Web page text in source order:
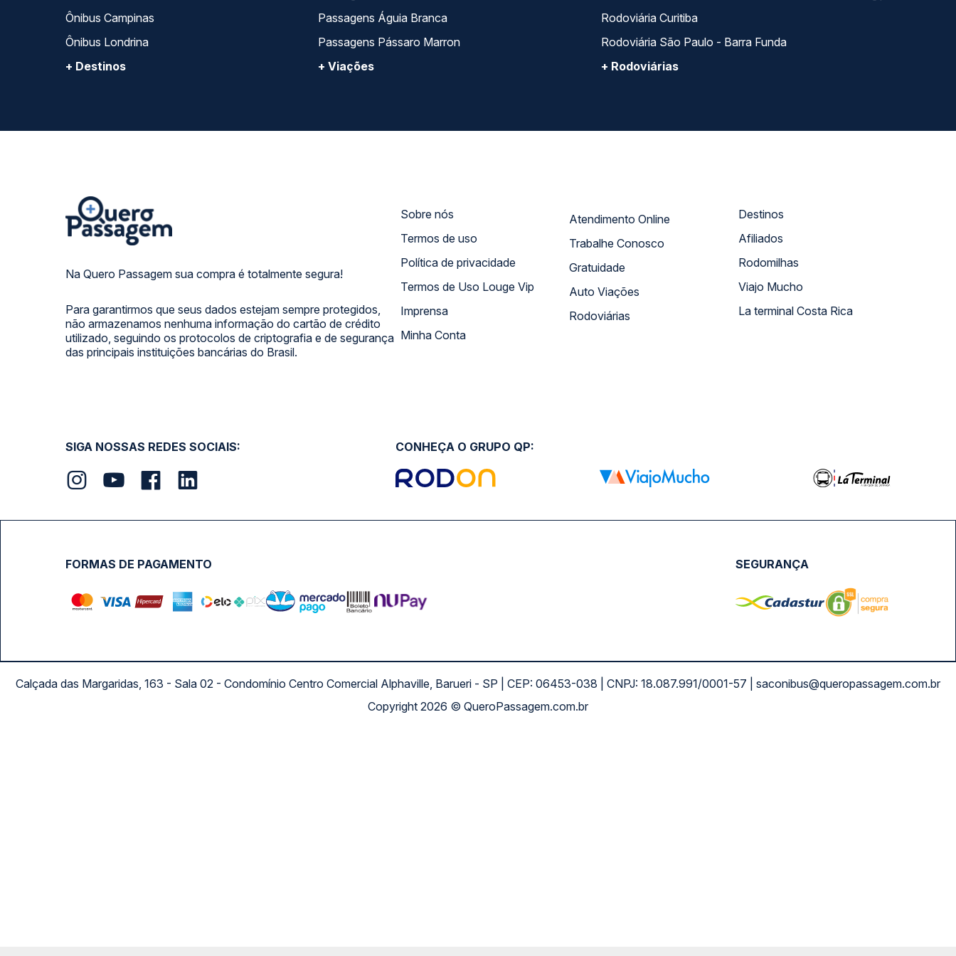
Ônibus Campinas
Ônibus Londrina
+ Destinos
Passagens Águia Branca
Passagens Pássaro Marron
+ Viações
Rodoviária Curitiba
Rodoviária São Paulo - Barra Funda
+ Rodoviárias
Na Quero Passagem sua compra é totalmente segura!
Para garantirmos que seus dados estejam sempre protegidos,
não armazenamos nenhuma informação do cartão de crédito
utilizado, seguindo os protocolos de criptografia e de segurança
das principais instituições bancárias do Brasil.
Sobre nós
Termos de uso
Política de privacidade
Termos de Uso Louge Vip
Imprensa
Minha Conta
Atendimento Online
Trabalhe Conosco
Gratuidade
Auto Viações
Rodoviárias
Destinos
Afiliados
Rodomilhas
Viajo Mucho
La terminal Costa Rica
SIGA NOSSAS REDES SOCIAIS: CONHEÇA O GRUPO QP:
FORMAS DE PAGAMENTO SEGURANÇA
Calçada das Margaridas, 163 - Sala 02 - Condomínio Centro Comercial Alphaville, Barueri - SP | CEP: 06453-038 | CNPJ: 18.087.991/0001-57 | saconibus@queropassagem.com.br
Copyright 2026 © QueroPassagem.com.br